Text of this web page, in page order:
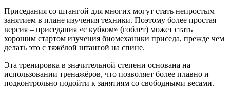
Приседания со штангой для многих могут стать непростым
занятием в плане изучения техники. Поэтому более простая
версия – приседания «с кубком» (гоблет) может стать
хорошим стартом изучения биомеханики приседа, прежде чем
делать это с тяжёлой штангой на спине.
Эта тренировка в значительной степени основана на
использовании тренажёров, что позволяет более плавно и
подконтрольно подойти к занятиям со свободными весами.